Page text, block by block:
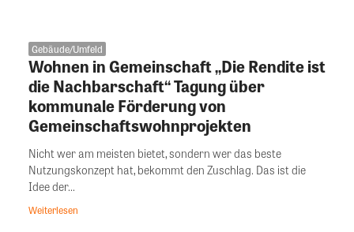
Gebäude/Umfeld
Wohnen in Gemeinschaft „Die Rendite ist
die Nachbarschaft“ Tagung über
kommunale Förderung von
Gemeinschaftswohnprojekten
Nicht wer am meisten bietet, sondern wer das beste
Nutzungskonzept hat, bekommt den Zuschlag. Das ist die
Idee der...
Weiterlesen